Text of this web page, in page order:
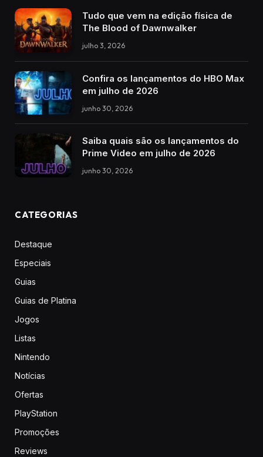
Tudo que vem na edição física de
The Blood of Dawnwalker
julho 3, 2026
Confira os lançamentos do HBO Max
em julho de 2026
junho 30, 2026
Saiba quais são os lançamentos do
Prime Video em julho de 2026
junho 30, 2026
CATEGORIAS
Destaque
Especiais
Guias
Guias de Platina
Jogos
Listas
Nintendo
Notícias
Ofertas
PlayStation
Promoções
Reviews